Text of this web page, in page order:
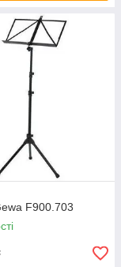
F900.703